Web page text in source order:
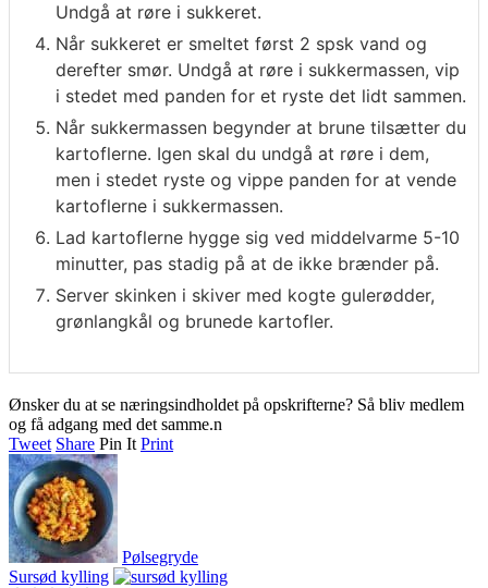
Undgå at røre i sukkeret.
Når sukkeret er smeltet først 2 spsk vand og
derefter smør. Undgå at røre i sukkermassen, vip
i stedet med panden for et ryste det lidt sammen.
Når sukkermassen begynder at brune tilsætter du
kartoflerne. Igen skal du undgå at røre i dem,
men i stedet ryste og vippe panden for at vende
kartoflerne i sukkermassen.
Lad kartoflerne hygge sig ved middelvarme 5-10
minutter, pas stadig på at de ikke brænder på.
Server skinken i skiver med kogte gulerødder,
grønlangkål og brunede kartofler.
Ønsker du at se næringsindholdet på opskrifterne? Så bliv medlem
og få adgang med det samme.n
Tweet Share Pin It Print
Pølsegryde
Sursød kylling